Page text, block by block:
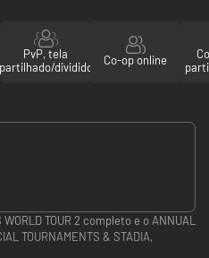
PvP, tela
partilhado/dividido
Co-op online
TOUR 2 completo e o ANNUAL
TOURNAMENTS & STADIA,